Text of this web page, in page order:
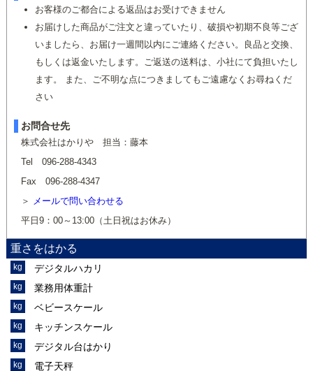
お客様のご都合による返品はお受けできません
お届けした商品がご注文と違っていたり、破損や初期不良等ござ
いましたら、お届け一週間以内にご連絡ください。良品と交換、
もしくは返金いたします。ご返送の送料は、小社にて負担いたし
ます。 また、ご不明な点につきましてもご遠慮なくお尋ねくだ
さい
お問合せ先
株式会社はかりや 担当：藤本
Tel 096-288-4343
Fax 096-288-4347
メールで問い合わせる
平日9：00～13:00（土日祝はお休み）
重さをはかる
デジタルハカリ
業務用体重計
ベビースケール
キッチンスケール
デジタル台はかり
電子天秤